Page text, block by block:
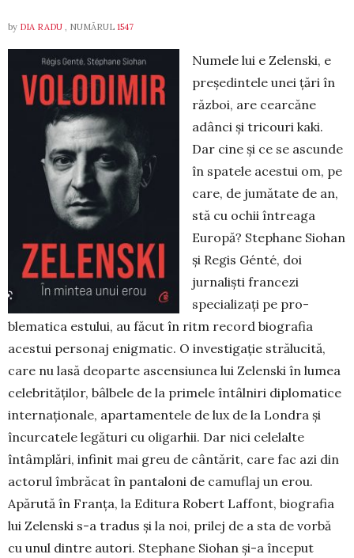
by DIA RADU , NUMĂRUL 1547
Numele lui e Zelenski, e
președintele unei țări în
război, are cearcăne
adânci și tri­couri kaki.
Dar cine și ce se ascunde
în spatele acestui om, pe
care, de jumătate de an,
stă cu ochii întreaga
Europă? Stephane Siohan
și Re­gis Génté, doi
jurnaliști francezi
specializați pe pro­
blematica estului, au făcut în ritm record bio­gra­fia
acestui personaj enigmatic. O investigație stră­lucită,
care nu lasă deoparte ascensiunea lui Zelenski în lumea
celebrităților, bâlbele de la pri­mele întâlniri diplomatice
internaționale, aparta­mentele de lux de la Londra și
încurcatele legături cu oligarhii. Dar nici celelalte
întâmplări, infinit mai greu de cântărit, care fac azi din
actorul îm­bră­­cat în pantaloni de camuflaj un erou.
Apărută în Fran­ța, la Edi­tura Robert Laffont, biografia
lui Zelenski s-a tradus și la noi, prilej de a sta de vorbă
cu unul dintre au­tori. Stephane Siohan și-a în­ceput